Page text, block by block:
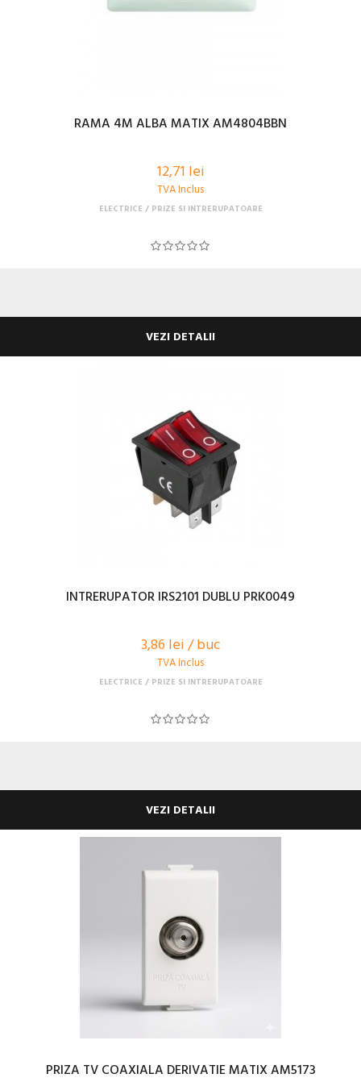
RAMA 4M ALBA MATIX AM4804BBN
12,71 lei
TVA Inclus
ELECTRICE PRIZE SI INTRERUPATOARE
VEZI DETALII
INTRERUPATOR IRS2101 DUBLU PRK0049
3,86 lei / buc
TVA Inclus
ELECTRICE PRIZE SI INTRERUPATOARE
VEZI DETALII
PRIZA TV COAXIALA DERIVATIE MATIX AM5173